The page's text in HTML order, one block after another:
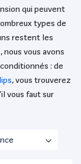
qui peuvent
types de
restent les
vous avons
: de
, vous trouverez
vous faut sur